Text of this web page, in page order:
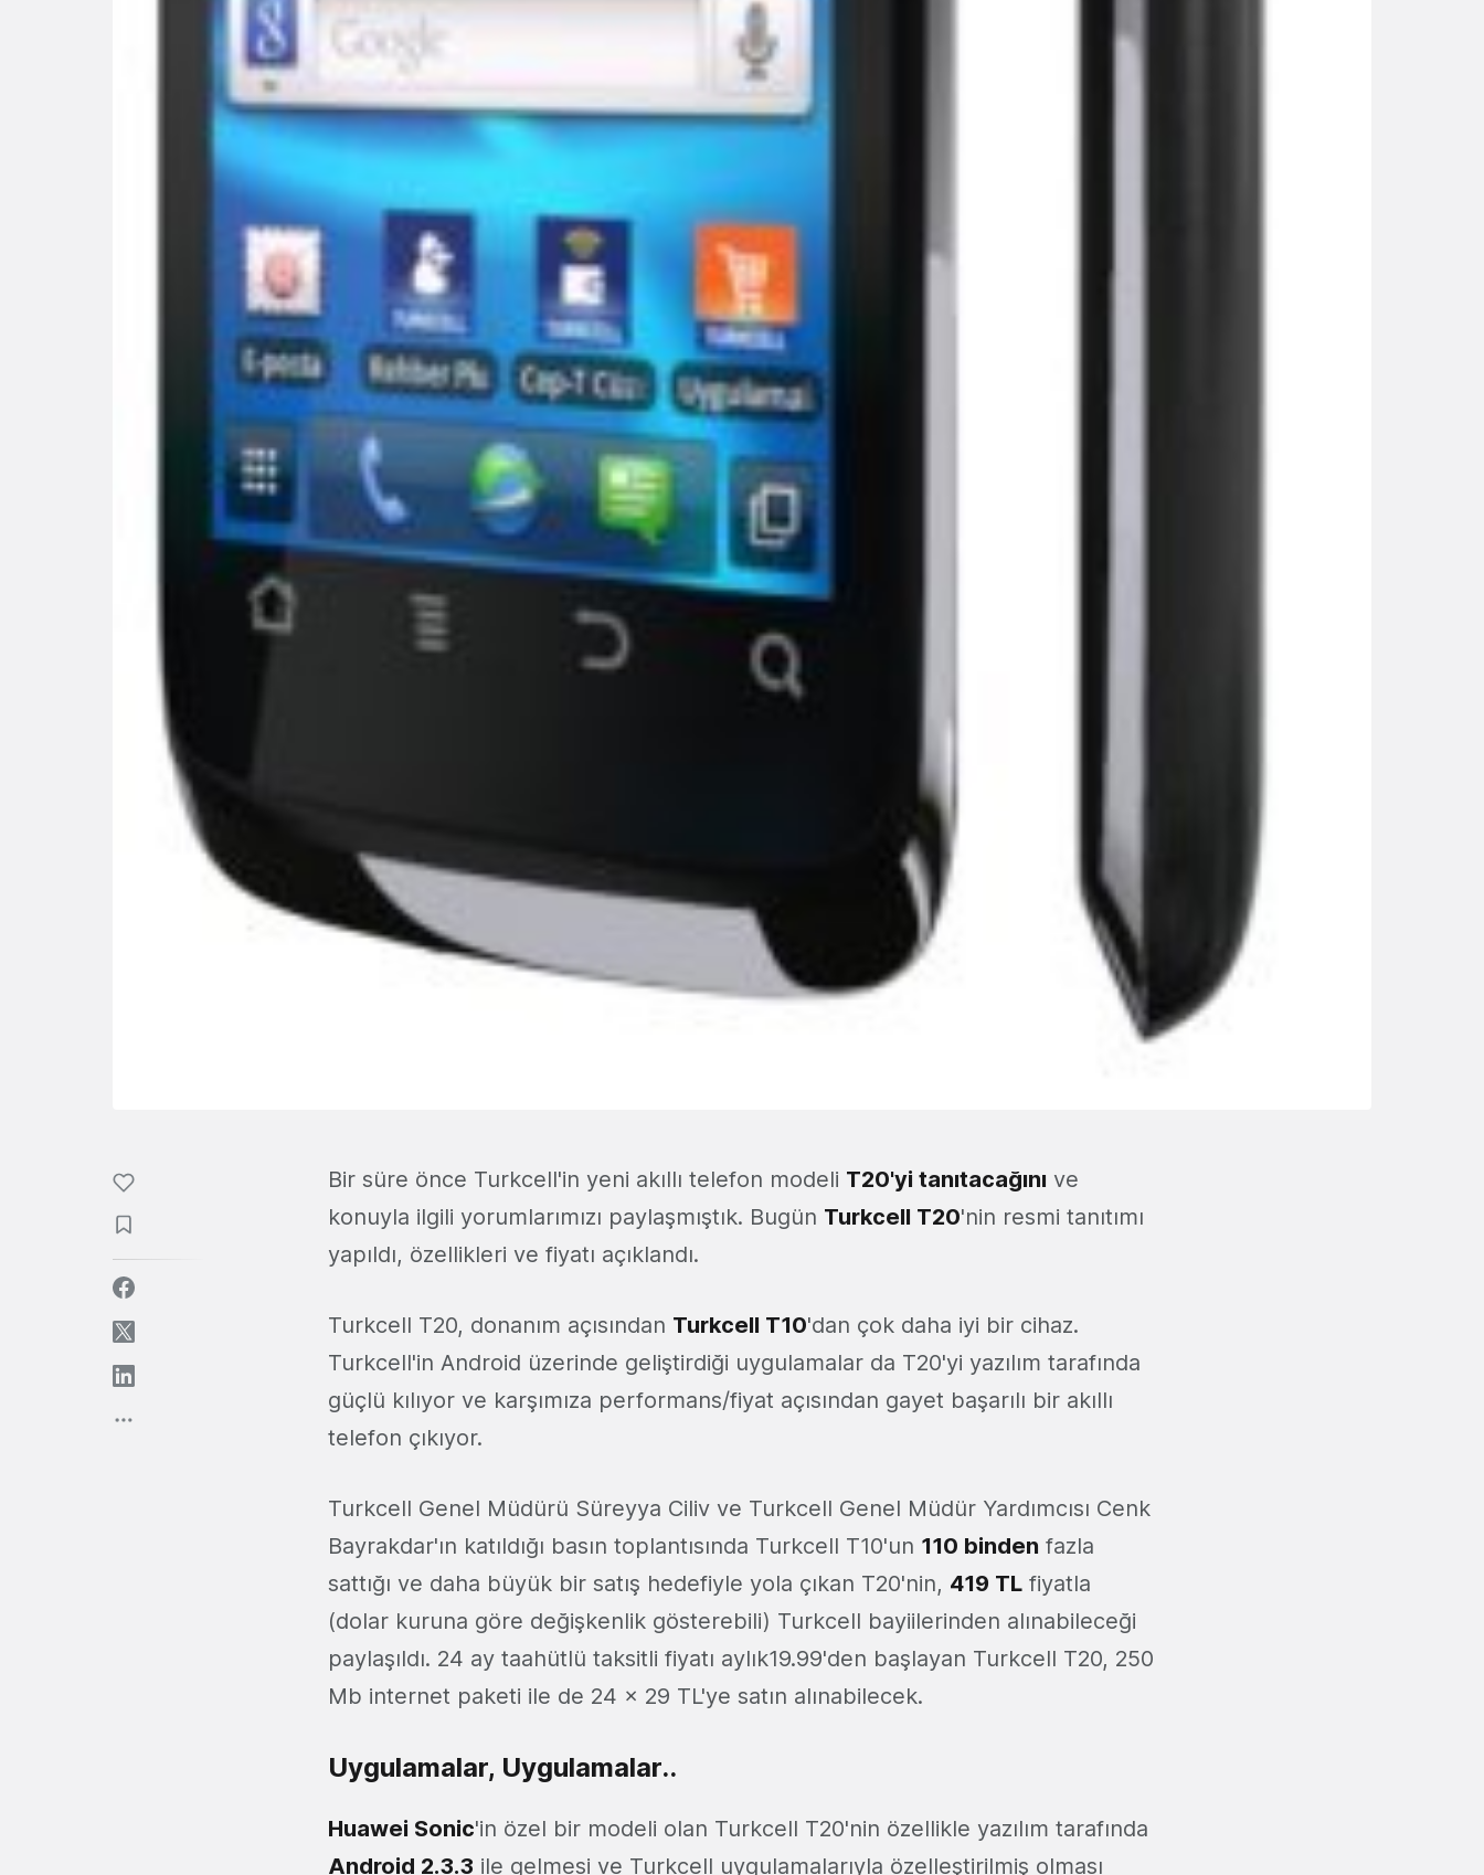
Bir süre önce Turkcell'in yeni akıllı telefon modeli T20'yi tanıtacağını ve
konuyla ilgili yorumlarımızı paylaşmıştık. Bugün Turkcell T20'nin resmi tanıtımı
yapıldı, özellikleri ve fiyatı açıklandı.
Turkcell T20, donanım açısından Turkcell T10'dan çok daha iyi bir cihaz.
Turkcell'in Android üzerinde geliştirdiği uygulamalar da T20'yi yazılım tarafında
güçlü kılıyor ve karşımıza performans/fiyat açısından gayet başarılı bir akıllı
telefon çıkıyor.
Turkcell Genel Müdürü Süreyya Ciliv ve Turkcell Genel Müdür Yardımcısı Cenk
Bayrakdar'ın katıldığı basın toplantısında Turkcell T10'un 110 binden fazla
sattığı ve daha büyük bir satış hedefiyle yola çıkan T20'nin, 419 TL fiyatla
(dolar kuruna göre değişkenlik gösterebili) Turkcell bayiilerinden alınabileceği
paylaşıldı. 24 ay taahütlü taksitli fiyatı aylık19.99'den başlayan Turkcell T20, 250
Mb internet paketi ile de 24 x 29 TL'ye satın alınabilecek.
Uygulamalar, Uygulamalar..
Huawei Sonic'in özel bir modeli olan Turkcell T20'nin özellikle yazılım tarafında
Android 2.3.3 ile gelmesi ve Turkcell uygulamalarıyla özelleştirilmiş olması